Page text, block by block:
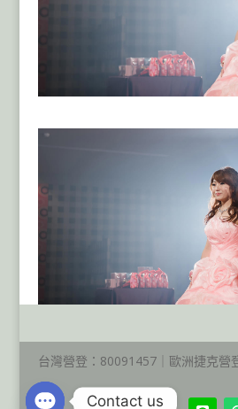
台灣營登：80091457｜歐洲捷克營
Contact us